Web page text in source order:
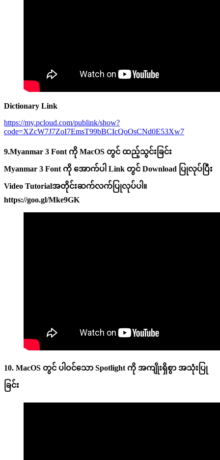
Dictionary Link
https://my.pcloud.com/publink/show?
code=XZcW7J7ZoI7EmsT99bBCIcQoOsCNd0E53Xw7
9.Myanmar 3 Font ကို MacOS တွင် ထည့်သွင်းခြင်း
Myanmar 3 Font ကို အောက်ပါ Link တွင် Download ပြုလုပ်ပြီး
Video Tutorialအတိုင်းဆက်လက်ပြုလုပ်ပါ။
https://goo.gl/Mke9GK
10. MacOS တွင် ပါဝင်သော Spotlight ကို အကျိုးရှိစွာ အသုံးပြု
ခြင်း